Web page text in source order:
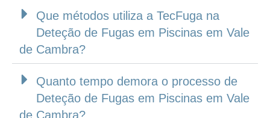
Que métodos utiliza a TecFuga na
Deteção de Fugas em Piscinas em Vale
de Cambra?
Quanto tempo demora o processo de
Deteção de Fugas em Piscinas em Vale
de Cambra?